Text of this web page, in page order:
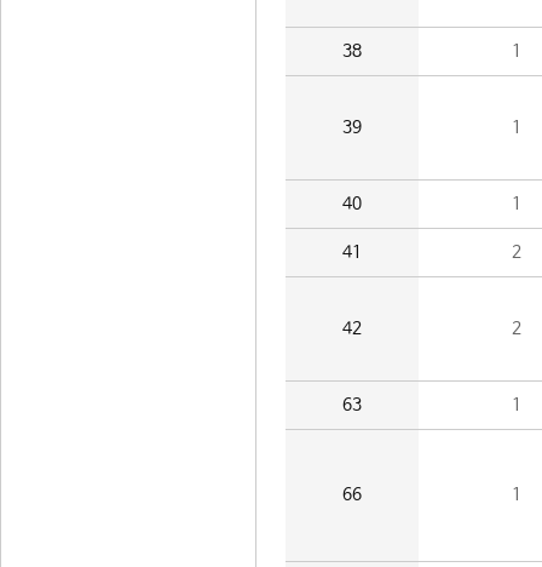
38 1
39 1
40 1
41 2
42 2
63 1
66 1